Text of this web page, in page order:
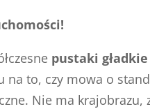
pustaki gładkie
na to, czy mowa o
Nie ma krajobrazu,